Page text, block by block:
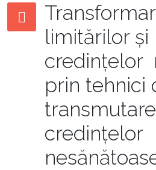
limitărilor și
credințelor
prin tehnici
credințelor